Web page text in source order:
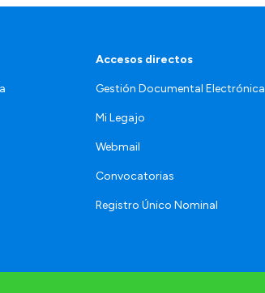
Accesos directos
Gestión Documental Electrónica
Mi Legajo
Webmail
Convocatorias
Registro Único Nominal